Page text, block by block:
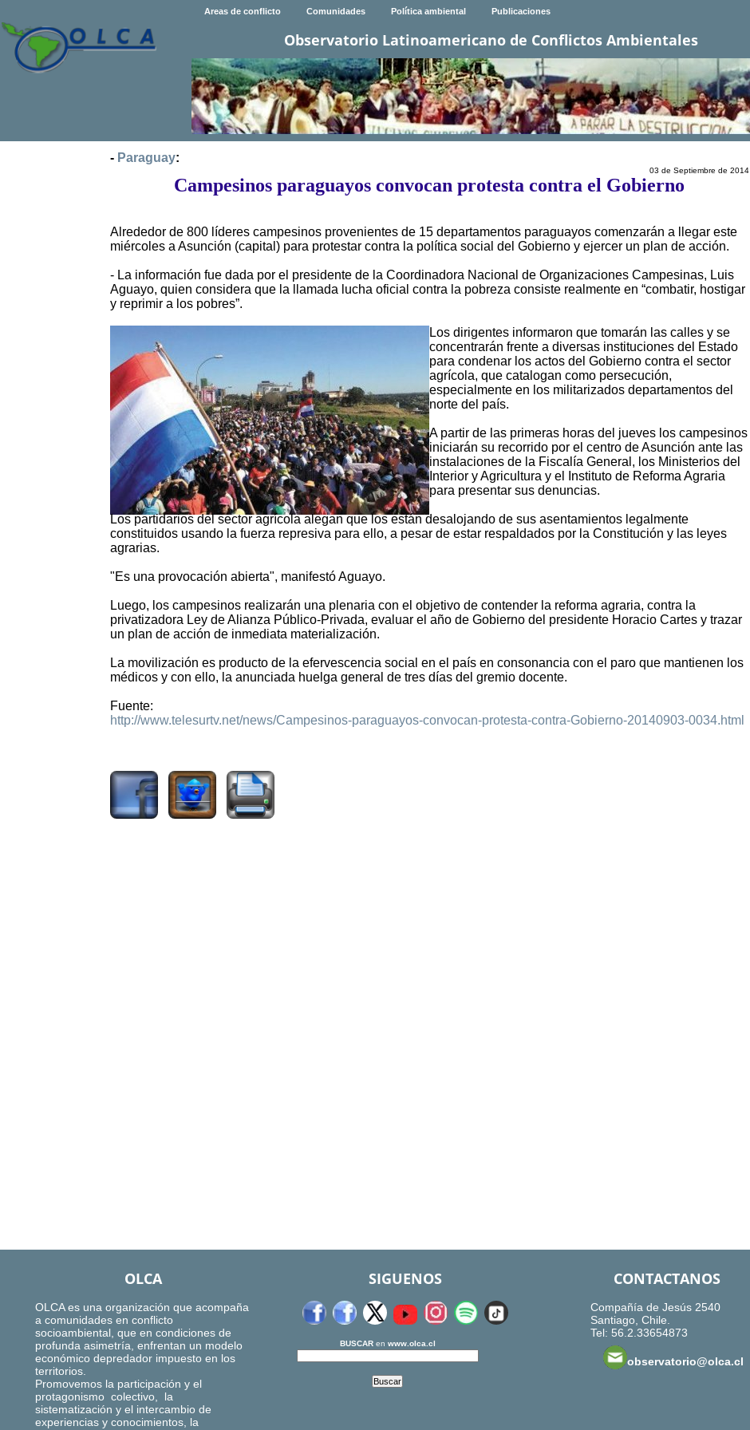
Areas de conflicto Comunidades Política ambiental Publicaciones
Observatorio Latinoamericano de Conflictos Ambientales
- Paraguay:
03 de Septiembre de 2014
Campesinos paraguayos convocan protesta contra el Gobierno
Alrededor de 800 líderes campesinos provenientes de 15 departamentos paraguayos comenzarán a llegar este
miércoles a Asunción (capital) para protestar contra la política social del Gobierno y ejercer un plan de acción.
- La información fue dada por el presidente de la Coordinadora Nacional de Organizaciones Campesinas, Luis
Aguayo, quien considera que la llamada lucha oficial contra la pobreza consiste realmente en “combatir, hostigar
y reprimir a los pobres”.
Los dirigentes informaron que tomarán las calles y se
concentrarán frente a diversas instituciones del Estado
para condenar los actos del Gobierno contra el sector
agrícola, que catalogan como persecución,
especialmente en los militarizados departamentos del
norte del país.
A partir de las primeras horas del jueves los campesinos
iniciarán su recorrido por el centro de Asunción ante las
instalaciones de la Fiscalía General, los Ministerios del
Interior y Agricultura y el Instituto de Reforma Agraria
para presentar sus denuncias.
Los partidarios del sector agrícola alegan que los están desalojando de sus asentamientos legalmente
constituidos usando la fuerza represiva para ello, a pesar de estar respaldados por la Constitución y las leyes
agrarias.
"Es una provocación abierta", manifestó Aguayo.
Luego, los campesinos realizarán una plenaria con el objetivo de contender la reforma agraria, contra la
privatizadora Ley de Alianza Público-Privada, evaluar el año de Gobierno del presidente Horacio Cartes y trazar
un plan de acción de inmediata materialización.
La movilización es producto de la efervescencia social en el país en consonancia con el paro que mantienen los
médicos y con ello, la anunciada huelga general de tres días del gremio docente.
Fuente:
http://www.telesurtv.net/news/Campesinos-paraguayos-convocan-protesta-contra-Gobierno-20140903-0034.html
OLCA
OLCA es una organización que acompaña
a comunidades en conflicto
socioambiental, que en condiciones de
profunda asimetría, enfrentan un modelo
económico depredador impuesto en los
territorios.
Promovemos la participación y el
protagonismo colectivo, la
sistematización y el intercambio de
experiencias y conocimientos, la
SIGUENOS
BUSCARen www.olca.cl
CONTACTANOS
Compañía de Jesús 2540
Santiago, Chile.
Tel: 56.2.33654873
observatorio@olca.cl